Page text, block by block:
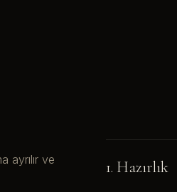
ayrılır ve
1. Hazırlık